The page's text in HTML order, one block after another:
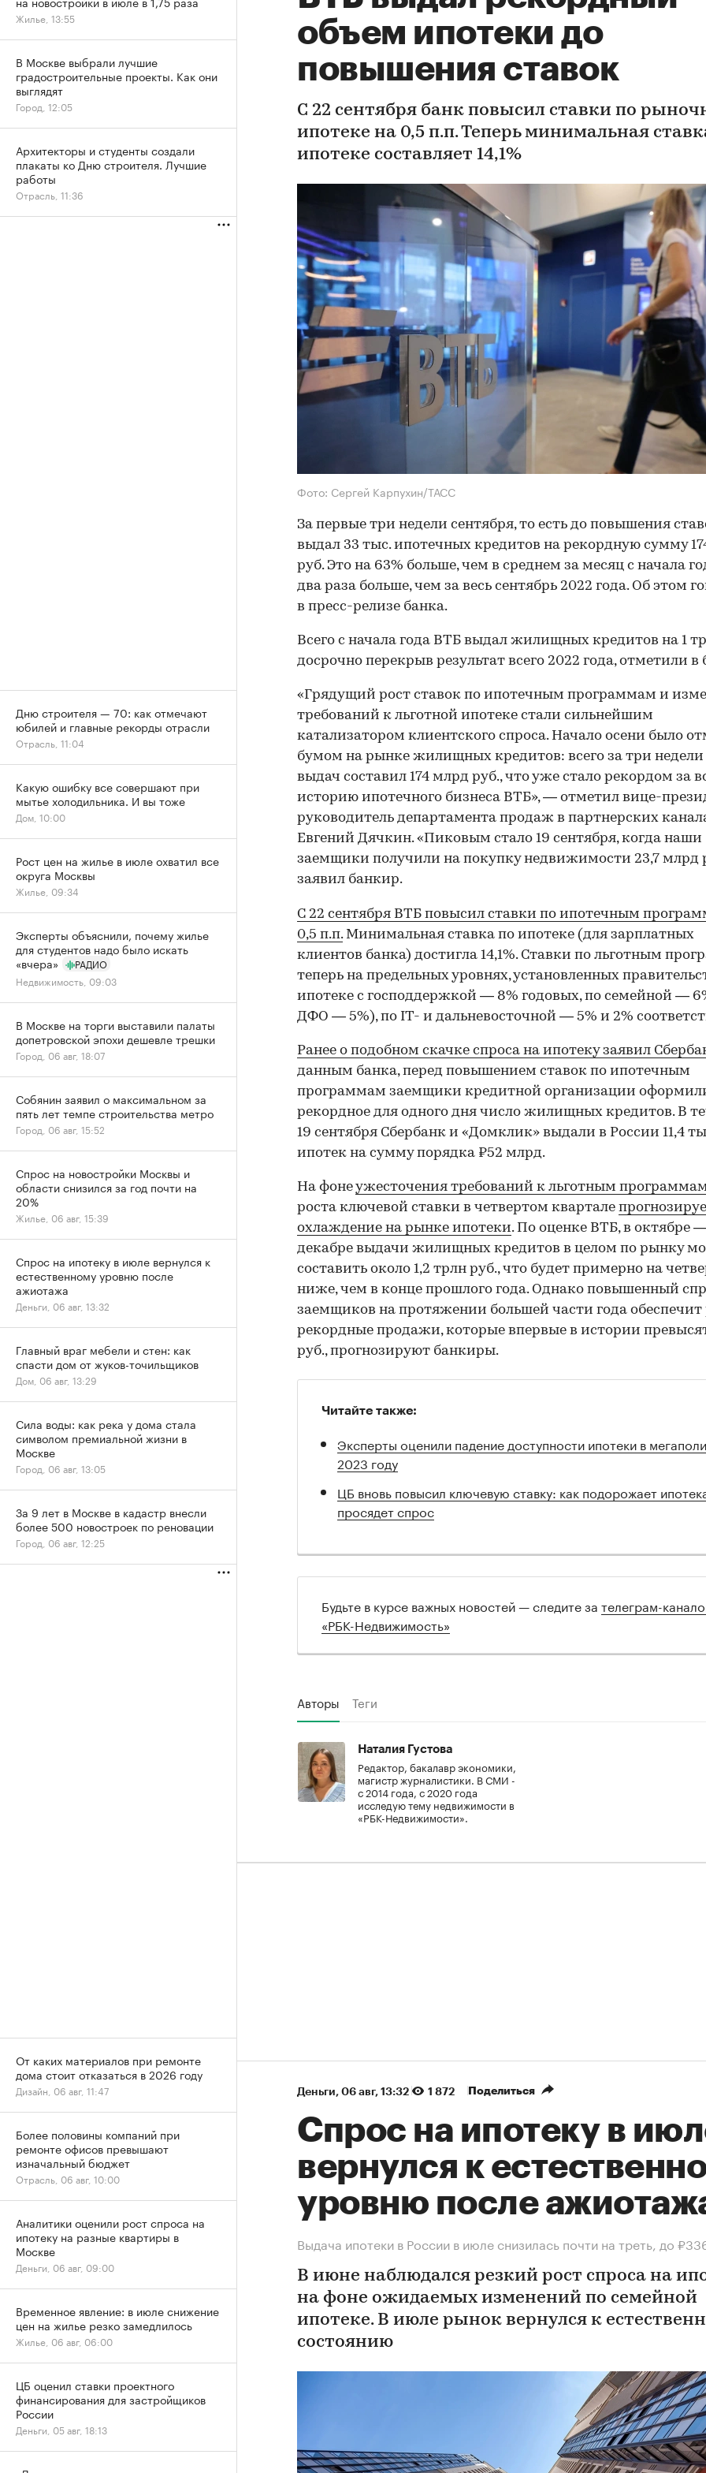
объем ипотеки до
повышения ставок
С 22 сентября банк повысил ставки по
ипотеке на 0,5 п.п. Теперь минимальная
ипотеке составляет 14,1%
Фото: Сергей Карпухин/ТАСС
За первые три недели сентября, то есть до повышения
выдал 33 тыс. ипотечных кредитов на рекордную сумму
руб. Это на 63% больше, чем в среднем за месяц с начала
два раза больше, чем за весь сентябрь 2022 года. Об этом
в пресс-релизе банка.
Всего с начала года ВТБ выдал жилищных кредитов на 1
досрочно перекрыв результат всего 2022 года, отметили в
«Грядущий рост ставок по ипотечным программам и
требований к льготной ипотеке стали сильнейшим
катализатором клиентского спроса. Начало осени было
бумом на рынке жилищных кредитов: всего за три недели
выдач составил 174 млрд руб., что уже стало рекордом за
историю ипотечного бизнеса ВТБ», — отметил вице-
руководитель департамента продаж в партнерских
Евгений Дячкин. «Пиковым стало 19 сентября, когда наши
заемщики получили на покупку недвижимости 23,7 млрд
заявил банкир.
С 22 сентября ВТБ повысил ставки по ипотечным
0,5 п.п.Минимальная ставка по ипотеке (для зарплатных
клиентов банка) достигла 14,1%. Ставки по льготным
теперь на предельных уровнях, установленных
ипотеке с господдержкой — 8% годовых, по семейной —
ДФО — 5%), по IT- и дальневосточной — 5% и 2%
Ранее о подобном скачке спроса на ипотеку заявил
данным банка, перед повышением ставок по ипотечным
программам заемщики кредитной организации
рекордное для одного дня число жилищных кредитов. В
19 сентября Сбербанк и «Домклик» выдали в России 11,4
ипотек на сумму порядка ₽52 млрд.
На фонеужесточения требований к льготным
роста ключевой ставки в четвертом квартале
охлаждение на рынке ипотеки. По оценке ВТБ, в октябре
декабре выдачи жилищных кредитов в целом по рынку
составить около 1,2 трлн руб., что будет примерно на
ниже, чем в конце прошлого года. Однако повышенный
заемщиков на протяжении большей части года
рекордные продажи, которые впервые в истории
руб., прогнозируют банкиры.
Читайте также:
Эксперты оценили падение доступности ипотеки в
2023 году
ЦБ вновь повысил ключевую ставку: как подорожает
просядет спрос
Будьте в курсе важных новостей — следите за телеграм-
«РБК-Недвижимость»
Авторы Теги
Наталия Густова
Редактор, бакалавр экономики,
магистр журналистики. В СМИ -
с 2014 года, с 2020 года
исследую тему недвижимости в
«РБК-Недвижимости».
Деньги⁠, 06 авг, 13:32 1 872 Поделиться
Спрос на ипотеку в
вернулся к
уровню после
Выдача ипотеки в России в июле снизилась почти на треть, до
В июне наблюдался резкий рост спроса на
на фоне ожидаемых изменений по семейной
ипотеке. В июле рынок вернулся к
состоянию
Жилье, 13:55
В Москве выбрали лучшие
градостроительные проекты. Как они
выглядят
Город, 12:05
Архитекторы и студенты создали
плакаты ко Дню строителя. Лучшие
работы
Отрасль, 11:36
Дню строителя — 70: как отмечают
юбилей и главные рекорды отрасли
Отрасль, 11:04
Какую ошибку все совершают при
мытье холодильника. И вы тоже
Дом, 10:00
Рост цен на жилье в июле охватил все
округа Москвы
Жилье, 09:34
Эксперты объяснили, почему жилье
для студентов надо было искать
«вчера»
РАДИО
Недвижимость, 09:03
В Москве на торги выставили палаты
допетровской эпохи дешевле трешки
Город, 06 авг, 18:07
Собянин заявил о максимальном за
пять лет темпе строительства метро
Город, 06 авг, 15:52
Спрос на новостройки Москвы и
области снизился за год почти на
20%
Жилье, 06 авг, 15:39
Спрос на ипотеку в июле вернулся к
естественному уровню после
ажиотажа
Деньги, 06 авг, 13:32
Главный враг мебели и стен: как
спасти дом от жуков-точильщиков
Дом, 06 авг, 13:29
Сила воды: как река у дома стала
символом премиальной жизни в
Москве
Город, 06 авг, 13:05
За 9 лет в Москве в кадастр внесли
более 500 новостроек по реновации
Город, 06 авг, 12:25
От каких материалов при ремонте
дома стоит отказаться в 2026 году
Дизайн, 06 авг, 11:47
Более половины компаний при
ремонте офисов превышают
изначальный бюджет
Отрасль, 06 авг, 10:00
Аналитики оценили рост спроса на
ипотеку на разные квартиры в
Москве
Деньги, 06 авг, 09:00
Временное явление: в июле снижение
цен на жилье резко замедлилось
Жилье, 06 авг, 06:00
ЦБ оценил ставки проектного
финансирования для застройщиков
России
Деньги, 05 авг, 18:13